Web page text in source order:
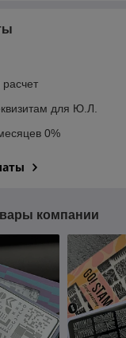
для Ю.Л.
0%
компании